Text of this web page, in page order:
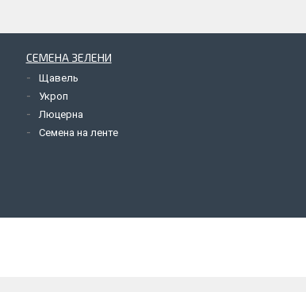
СЕМЕНА ЗЕЛЕНИ
Щавель
Укроп
Люцерна
Семена на ленте